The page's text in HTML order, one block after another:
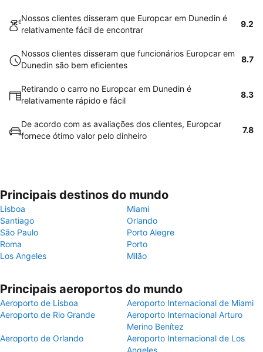
Nossos clientes disseram que Europcar em Dunedin é
relativamente fácil de encontrar
9.2
Nossos clientes disseram que funcionários Europcar em
Dunedin são bem eficientes
8.7
Retirando o carro no Europcar em Dunedin é
relativamente rápido e fácil
8.3
De acordo com as avaliações dos clientes, Europcar
fornece ótimo valor pelo dinheiro
7.8
Principais destinos do mundo
Lisboa
Miami
Santiago
Orlando
São Paulo
Porto Alegre
Roma
Porto
Los Angeles
Milão
Principais aeroportos do mundo
Aeroporto de Lisboa
Aeroporto Internacional de Miami
Aeroporto de Rio Grande
Aeroporto Internacional Arturo
Merino Benítez
Aeroporto de Orlando
Aeroporto Internacional de Los
Angeles